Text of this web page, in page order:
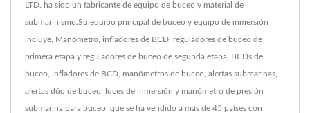
LTD. ha sido un fabricante de equipo de buceo y material de
submarinismo.Su equipo principal de buceo y equipo de inmersión
incluye, Manómetro, infladores de BCD, reguladores de buceo de
primera etapa y reguladores de buceo de segunda etapa, BCDs de
buceo, infladores de BCD, manómetros de buceo, alertas submarinas,
alertas dúo de buceo, luces de inmersión y manómetro de presión
submarina para buceo, que se ha vendido a más de 45 países con